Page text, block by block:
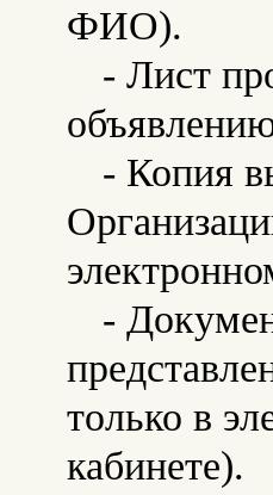
ФИО).
- Лист
- Копия
-
только в
кабинете).